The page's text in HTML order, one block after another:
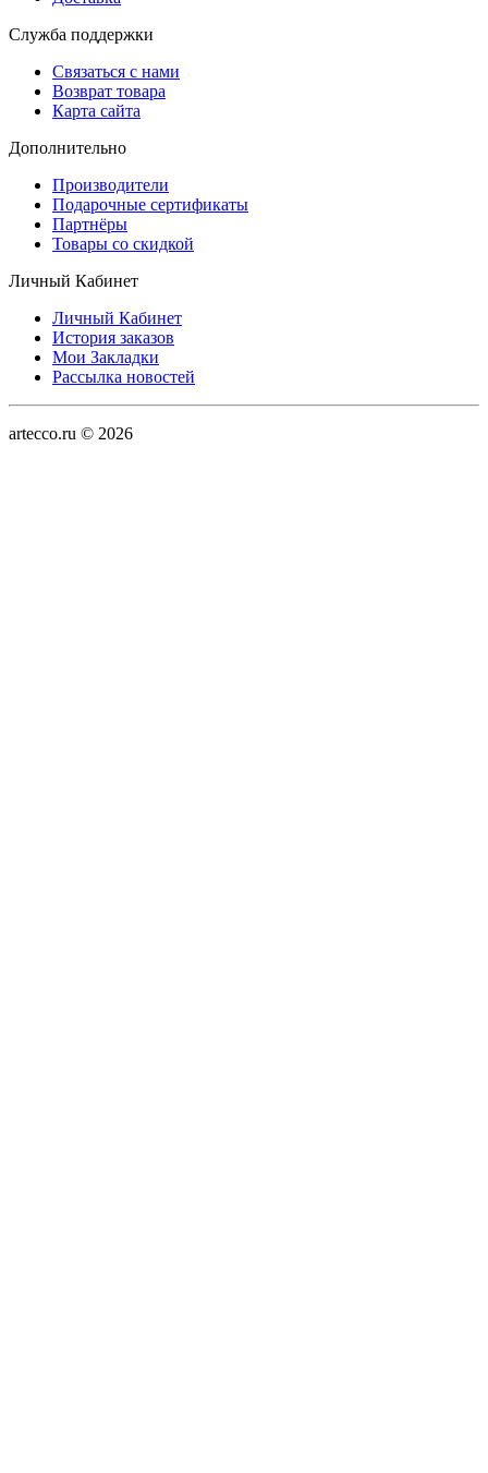
Служба поддержки
Связаться с нами
Возврат товара
Карта сайта
Дополнительно
Производители
Подарочные сертификаты
Партнёры
Товары со скидкой
Личный Кабинет
Личный Кабинет
История заказов
Мои Закладки
Рассылка новостей
artecco.ru © 2026